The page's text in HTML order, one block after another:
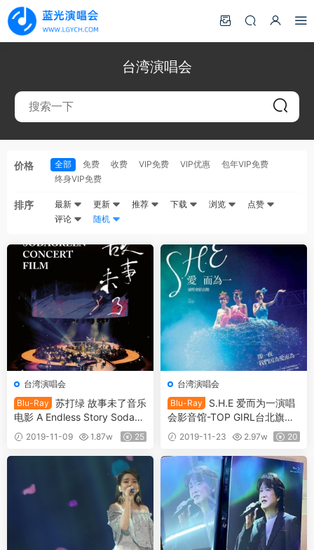
台湾演唱会
价格 全部 免费 收费 VIP免费 VIP优惠
包年VIP免费
终身VIP免费
排序 最新 更新 推荐 下载 浏览
点赞
评论
随机
台湾演唱会
Blu-Ray
苏打绿 故事未了音乐
电影 A Endless Story Sodagr
een Concert Film 2015 [BDIS
O 27.96GB]
2019-11-09 1.87w 25
台湾演唱会
Blu-Ray
S.H.E 爱而为一演唱
会影音馆-TOP GIRL台北旗舰
场 S.H.E Is The One Tour Liv
2019-11-23 2.97w 20